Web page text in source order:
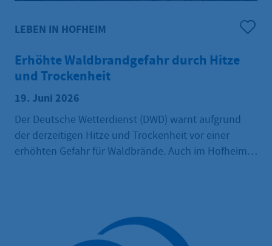
LEBEN IN HOFHEIM
Erhöhte Waldbrandgefahr durch Hitze
und Trockenheit
19. Juni 2026
Der Deutsche Wetterdienst (DWD) warnt aufgrund
der derzeitigen Hitze und Trockenheit vor einer
erhöhten Gefahr für Waldbrände. Auch im Hofheimer